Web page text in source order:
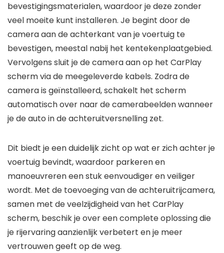
bevestigingsmaterialen, waardoor je deze zonder
veel moeite kunt installeren. Je begint door de
camera aan de achterkant van je voertuig te
bevestigen, meestal nabij het kentekenplaatgebied.
Vervolgens sluit je de camera aan op het CarPlay
scherm via de meegeleverde kabels. Zodra de
camera is geïnstalleerd, schakelt het scherm
automatisch over naar de camerabeelden wanneer
je de auto in de achteruitversnelling zet.
Dit biedt je een duidelijk zicht op wat er zich achter je
voertuig bevindt, waardoor parkeren en
manoeuvreren een stuk eenvoudiger en veiliger
wordt. Met de toevoeging van de achteruitrijcamera,
samen met de veelzijdigheid van het CarPlay
scherm, beschik je over een complete oplossing die
je rijervaring aanzienlijk verbetert en je meer
vertrouwen geeft op de weg.